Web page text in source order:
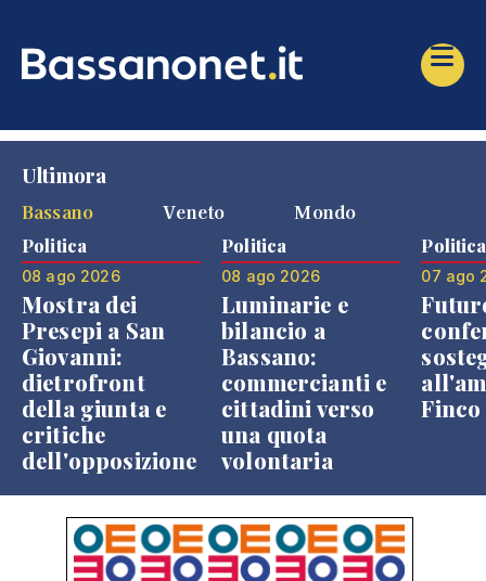
Ultimora
Bassano
Veneto Mondo
Politica
08 ago 2026
Mostra dei
Presepi a San
Giovanni:
dietrofront
della giunta e
critiche
dell'opposizione
Politica
08 ago 2026
Luminarie e
bilancio a
Bassano:
commercianti e
cittadini verso
una quota
volontaria
Politica
07 ago
Finco